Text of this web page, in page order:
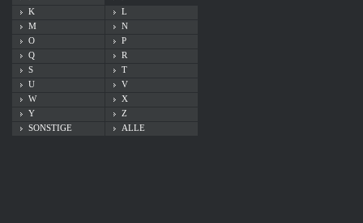
K
L
M
N
O
P
Q
R
S
T
U
V
W
X
Y
Z
SONSTIGE
ALLE